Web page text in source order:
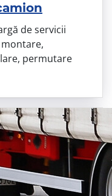
de servicii
permutare